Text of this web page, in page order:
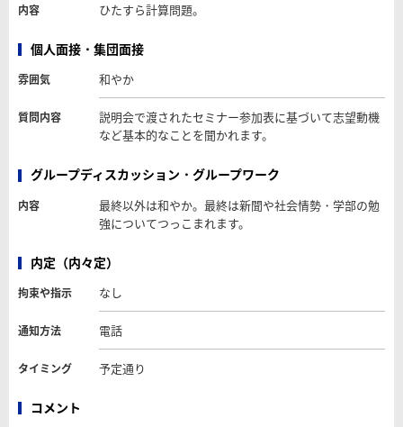
内容 ひたすら計算問題。
個人面接・集団面接
雰囲気 和やか
質問内容
説明会で渡されたセミナー参加表に基づいて志望動機
など基本的なことを聞かれます。
グループディスカッション・グループワーク
内容
最終以外は和やか。最終は新聞や社会情勢・学部の勉
強についてつっこまれます。
内定（内々定）
拘束や指示 なし
通知方法 電話
タイミング 予定通り
コメント